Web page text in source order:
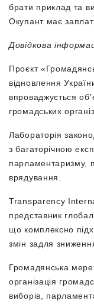
брати приклад та
Окупант має
Довідкова
Проєкт
відновлення
впроваджується
громадських
Лабораторія
з багаторічною
парламентаризму,
врядування.
Transparency
представник
що комплексно
змін задля
Громадянська
організація
виборів,